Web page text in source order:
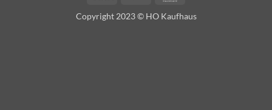
Copyright 2023 © HO Kaufhaus